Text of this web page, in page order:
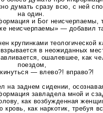
думать сразу всю, с ней
на один.
и Бог
неисчерпаемы» — добавил
крупинками теологической
взрывается в неожиданных
ошалевшее, как
поездом,
— влево?! вправо?!
на заднем сидении,
завладела мной и
как возбужденная
кровь, как наркотик, требуя